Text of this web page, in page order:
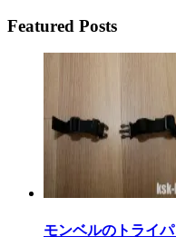
Featured Posts
モンベルのトライ